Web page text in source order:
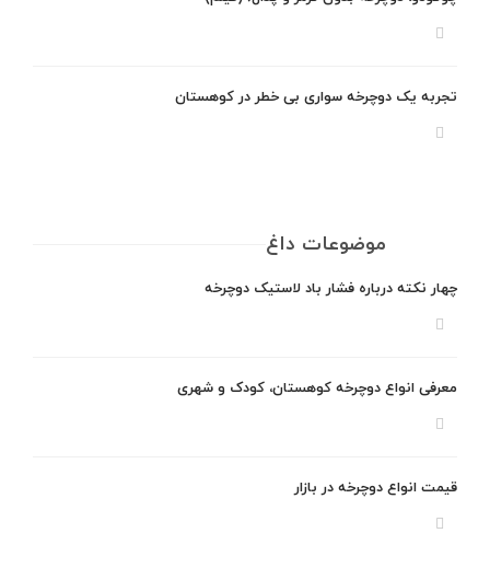
تجربه یک دوچرخه سواری بی خطر در کوهستان
موضوعات داغ
چهار نکته درباره فشار باد لاستیک دوچرخه
معرفی انواع دوچرخه کوهستان، کودک و شهری
قیمت انواع دوچرخه در بازار